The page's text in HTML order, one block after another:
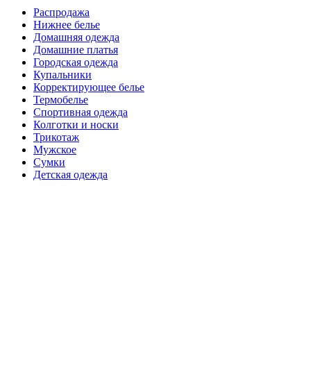
Распродажа
Нижнее белье
Домашняя одежда
Домашние платья
Городская одежда
Купальники
Корректирующее белье
Термобелье
Спортивная одежда
Колготки и носки
Трикотаж
Мужское
Сумки
Детская одежда